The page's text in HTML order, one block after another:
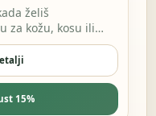
želiš
za kožu, kosu ili
15%